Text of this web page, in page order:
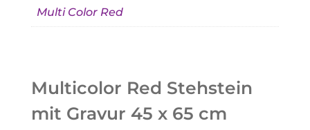
Multi Color Red
Multicolor Red Stehstein
mit Gravur 45 x 65 cm